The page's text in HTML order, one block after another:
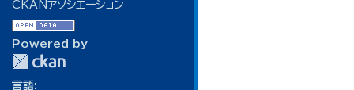
CKANアソシエーション
Powered by
言語